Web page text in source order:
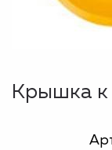
Крышка к